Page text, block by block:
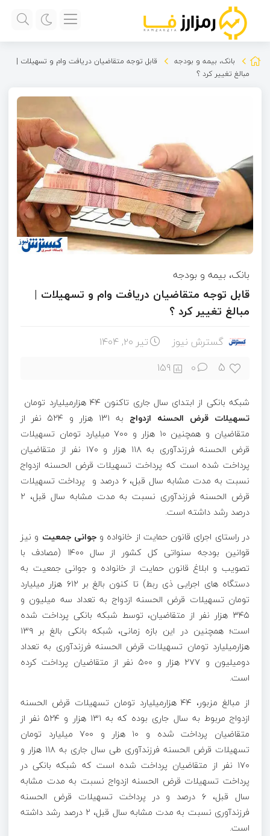
بانک، بیمه و بودجه
قابل توجه متقاضیان دریافت وام و تسهیلات |
مبالغ تغییر کرد ؟
بانک، بیمه و بودجه
قابل توجه متقاضیان دریافت وام و تسهیلات |
مبالغ تغییر کرد ؟
گسترش نیوز تیر ۲۰, ۱۴۰۴
5
0
159
شبکه بانکی از ابتدای سال جاری تاکنون ۴۴ هزارمیلیارد تومان
تسهیلات قرض ­الحسنه ازدواج
به ۱۳۱ هزار و ۵۲۴ نفر از
متقاضیان و همچنین ۱۰ هزار و ۷۰۰ میلیارد تومان تسهیلات
قرض ­الحسنه فرزندآوری به ۱۱۸ هزار و ۱۷۰ نفر از متقاضیان
پرداخت شده است که پرداخت تسهیلات قرض ­الحسنه ازدواج
نسبت به مدت مشابه سال قبل، ۶ درصد و پرداخت تسهیلات
قرض­ الحسنه فرزندآوری نسبت به مدت مشابه سال قبل، ۲
درصد رشد داشته است.
در راستای اجرای قانون حمایت از خانواده وجوانی جمعیت و نیز
قوانین بودجه سنواتی کل کشور از سال ۱۴۰۰ (مصادف با
تصویب و ابلاغ قانون حمایت از خانواده و جوانی جمعیت به
دستگاه های اجرایی ذی ربط) تا کنون بالغ بر ۶۱۲ هزار میلیارد
تومان تسهیلات قرض­ الحسنه ازدواج به تعداد سه میلیون و
۳۴۵ هزار نفر از متقاضیان، توسط شبکه بانکی پرداخت شده
است؛ همچنین در این بازه زمانی، شبکه بانکی بالغ بر ۱۳۹
هزارمیلیارد تومان تسهیلات قرض­ الحسنه فرزندآوری به تعداد
دومیلیون و ۲۷۷ هزار و ۵۰۰ نفر از متقاضیان پرداخت کرده
است.
از مبالغ مزبور، ۴۴ هزارمیلیارد تومان تسهیلات قرض­ الحسنه
ازدواج مربوط به سال جاری بوده که به ۱۳۱ هزار و ۵۲۴ نفر از
متقاضیان پرداخت شده و ۱۰ هزار و ۷۰۰ میلیارد تومان
تسهیلات قرض­ الحسنه فرزندآوری طی سال جاری به ۱۱۸ هزار و
۱۷۰ نفر از متقاضیان پرداخت شده است که شبکه بانکی در
پرداخت تسهیلات قرض ­الحسنه ازدواج نسبت به مدت مشابه
سال قبل، ۶ درصد و در پرداخت تسهیلات قرض ­الحسنه
فرزندآوری نسبت به مدت مشابه سال قبل، ۲ درصد رشد داشته
است.